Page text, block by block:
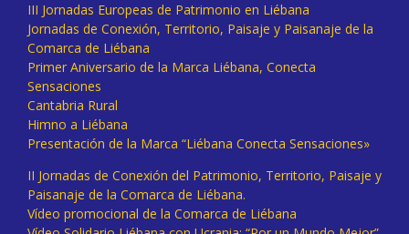
III Jornadas Europeas de Patrimonio en Liébana
Jornadas de Conexión, Territorio, Paisaje y Paisanaje de la
Comarca de Liébana
Primer Aniversario de la Marca Liébana, Conecta
Sensaciones
Cantabria Rural
Himno a Liébana
Presentación de la Marca “Liébana Conecta Sensaciones»
II Jornadas de Conexión del Patrimonio, Territorio, Paisaje y
Paisanaje de la Comarca de Liébana.
Vídeo promocional de la Comarca de Liébana